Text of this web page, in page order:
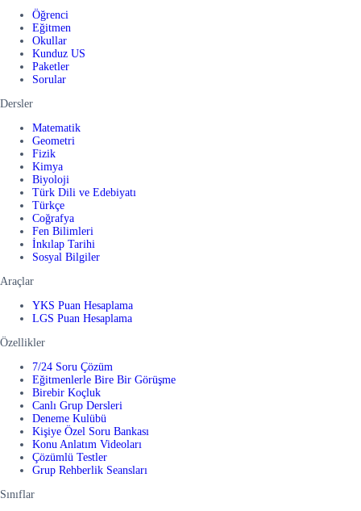
Öğrenci
Eğitmen
Okullar
Kunduz US
Paketler
Sorular
Dersler
Matematik
Geometri
Fizik
Kimya
Biyoloji
Türk Dili ve Edebiyatı
Türkçe
Coğrafya
Fen Bilimleri
İnkılap Tarihi
Sosyal Bilgiler
Araçlar
YKS Puan Hesaplama
LGS Puan Hesaplama
Özellikler
7/24 Soru Çözüm
Eğitmenlerle Bire Bir Görüşme
Birebir Koçluk
Canlı Grup Dersleri
Deneme Kulübü
Kişiye Özel Soru Bankası
Konu Anlatım Videoları
Çözümlü Testler
Grup Rehberlik Seansları
Sınıflar